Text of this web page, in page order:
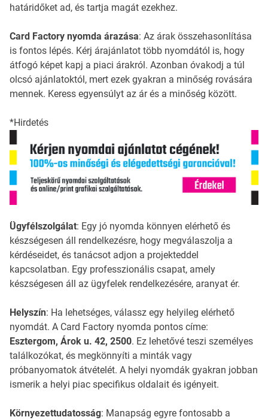
határidőket ad, és tartja magát ezekhez.
Card Factory nyomda árazása: Az árak összehasonlítása
is fontos lépés. Kérj árajánlatot több nyomdától is, hogy
átfogó képet kapj a piaci árakról. Azonban óvakodj a túl
olcsó ajánlatoktól, mert ezek gyakran a minőség rovására
mennek. Keress egyensúlyt az ár és a minőség között.
*Hirdetés
Ügyfélszolgálat: Egy jó nyomda könnyen elérhető és
készségesen áll rendelkezésre, hogy megválaszolja a
kérdéseidet, és tanácsot adjon a projekteddel
kapcsolatban. Egy professzionális csapat, amely
készségesen áll az ügyfelek rendelkezésére, aranyat ér.
Helyszín: Ha lehetséges, válassz egy helyileg elérhető
nyomdát. A Card Factory nyomda pontos címe:
Esztergom, Árok u. 42, 2500. Ez lehetővé teszi személyes
találkozókat, és megkönnyíti a minták vagy
próbanyomatok átvételét. A helyi nyomdák gyakran jobban
ismerik a helyi piac specifikus oldalait és igényeit.
Környezettudatosság: Manapság egyre fontosabb a